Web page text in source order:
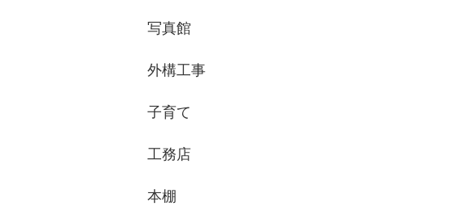
写真館
外構工事
子育て
工務店
本棚